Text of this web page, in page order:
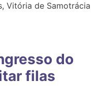
Vitória de Samotrácia
do
filas